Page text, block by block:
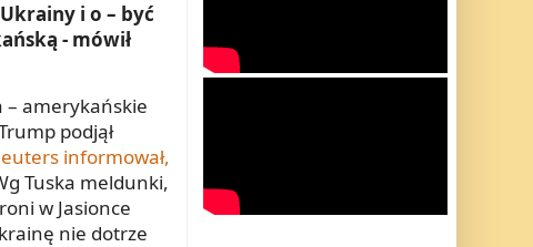
i o – być
- mówił
– amerykańskie
podjął
informował,
Tuska meldunki,
w Jasionce
nie dotrze